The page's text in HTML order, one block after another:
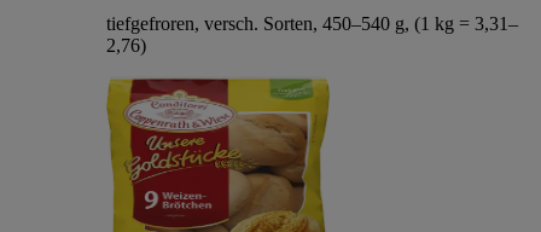
tiefgefroren, versch. Sorten, 450–540 g, (1 kg = 3,31–
2,76)